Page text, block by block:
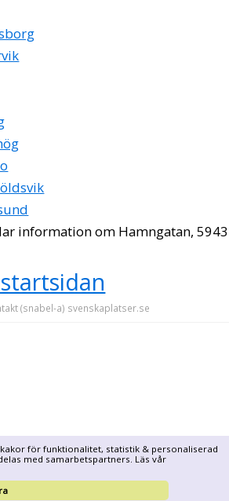
för funktionalitet, statistik & personaliserad
med samarbetspartners. Läs vår
information om Hamngatan,
(snabel-a) svenskaplatser.se